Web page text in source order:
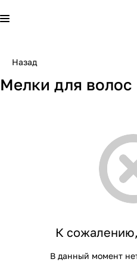
Назад
Мелки для волос
К
В данный момент